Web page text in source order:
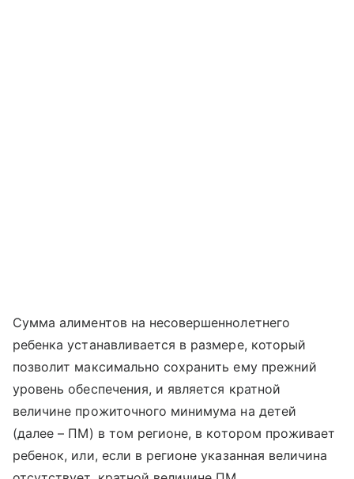
Сумма алиментов на несовершеннолетнего
ребенка устанавливается в размере, который
позволит максимально сохранить ему прежний
уровень обеспечения, и является кратной
величине прожиточного минимума на детей
(далее – ПМ) в том регионе, в котором проживает
ребенок, или, если в регионе указанная величина